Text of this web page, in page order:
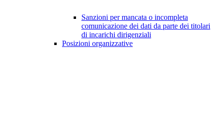
Sanzioni per mancata o incompleta
comunicazione dei dati da parte dei titolari
di incarichi dirigenziali
Posizioni organizzative